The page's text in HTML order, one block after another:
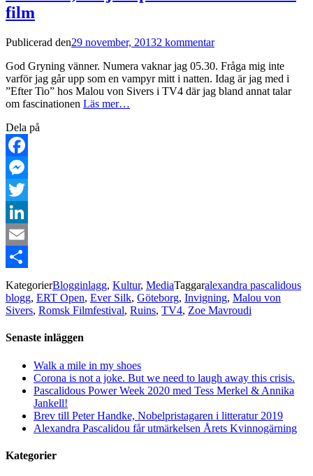
film
Publicerad den29 november, 20132 kommentar
God Gryning vänner. Numera vaknar jag 05.30. Fråga mig inte
varför jag går upp som en vampyr mitt i natten. Idag är jag med i
”Efter Tio” hos Malou von Sivers i TV4 där jag bland annat talar
om fascinationen Läs mer…
Dela på
Facebook
Messenger
Twitter
LinkedIn
Email
Dela
KategorierBlogginlagg, Kultur, MediaTaggaralexandra pascalidous
blogg, ERT Open, Ever Silk, Göteborg, Invigning, Malou von
Sivers, Romsk Filmfestival, Ruins, TV4, Zoe Mavroudi
Senaste inläggen
Walk a mile in my shoes
Corona is not a joke. But we need to laugh away this crisis.
Pascalidous Power Week 2020 med Tess Merkel & Annika
Jankell!
Brev till Peter Handke, Nobelpristagaren i litteratur 2019
Alexandra Pascalidou får utmärkelsen Årets Kvinnogärning
Kategorier